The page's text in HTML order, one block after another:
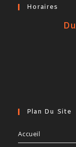
Horaires
Plan Du Site
Accueil